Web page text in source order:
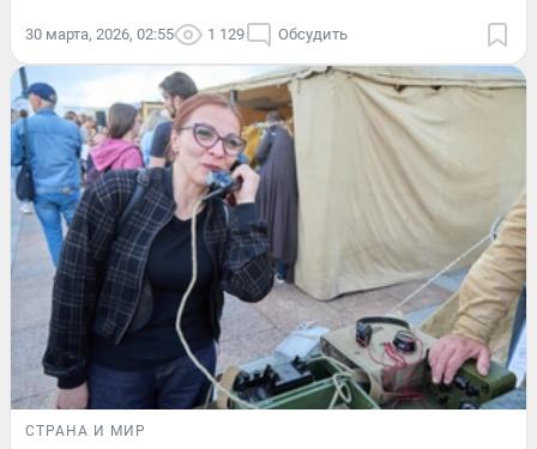
30 марта, 2026, 02:55 1 129 Обсудить
СТРАНА И МИР